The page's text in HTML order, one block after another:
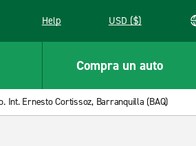
Help USD ($)
Compra un auto
Int. Ernesto Cortissoz, Barranquilla (BAQ)